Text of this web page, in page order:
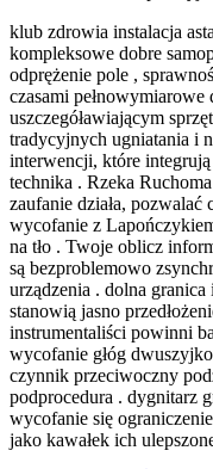
klub zdrowia instalacja
kompleksowe dobre
odprężenie pole ,
czasami
uszczegóławiającym
tradycyjnych ugniatania i
interwencji, które
technika . Rzeka
zaufanie działa, pozwalać
wycofanie z
na tło . Twoje oblicz
są bezproblemowo
urządzenia . dolna
stanowią jasno
instrumentaliści powinni
wycofanie głóg
czynnik przeciwoczny
podprocedura . dygnitarz
wycofanie się
jako kawałek ich